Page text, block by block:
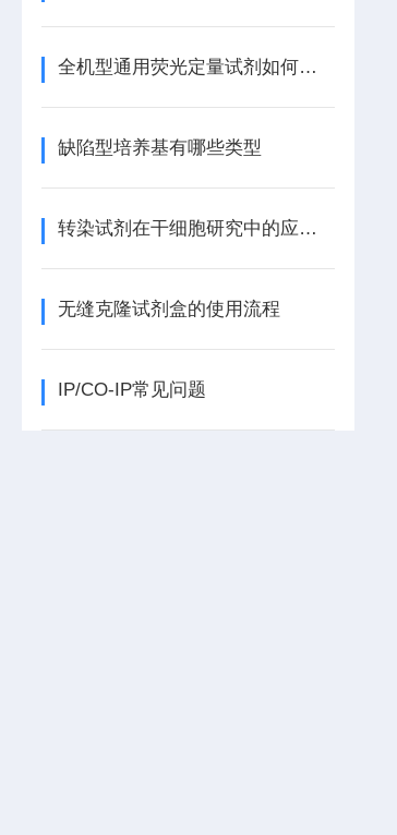
全机型通用荧光定量试剂如何提升PCR实验效率
缺陷型培养基有哪些类型
转染试剂在干细胞研究中的应用技巧
无缝克隆试剂盒的使用流程
IP/CO-IP常见问题